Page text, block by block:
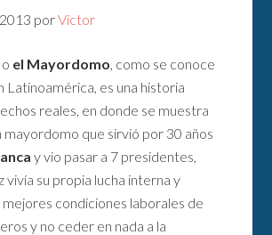
porVictor
o el Mayordomo , como se conoce
Latinoamérica, es una historia
reales, en donde se muestra
mayordomo que sirvió por 30 años
y vio pasar a 7 presidentes,
vivía su propia lucha interna y
condiciones laborales de
y no ceder en nada a la